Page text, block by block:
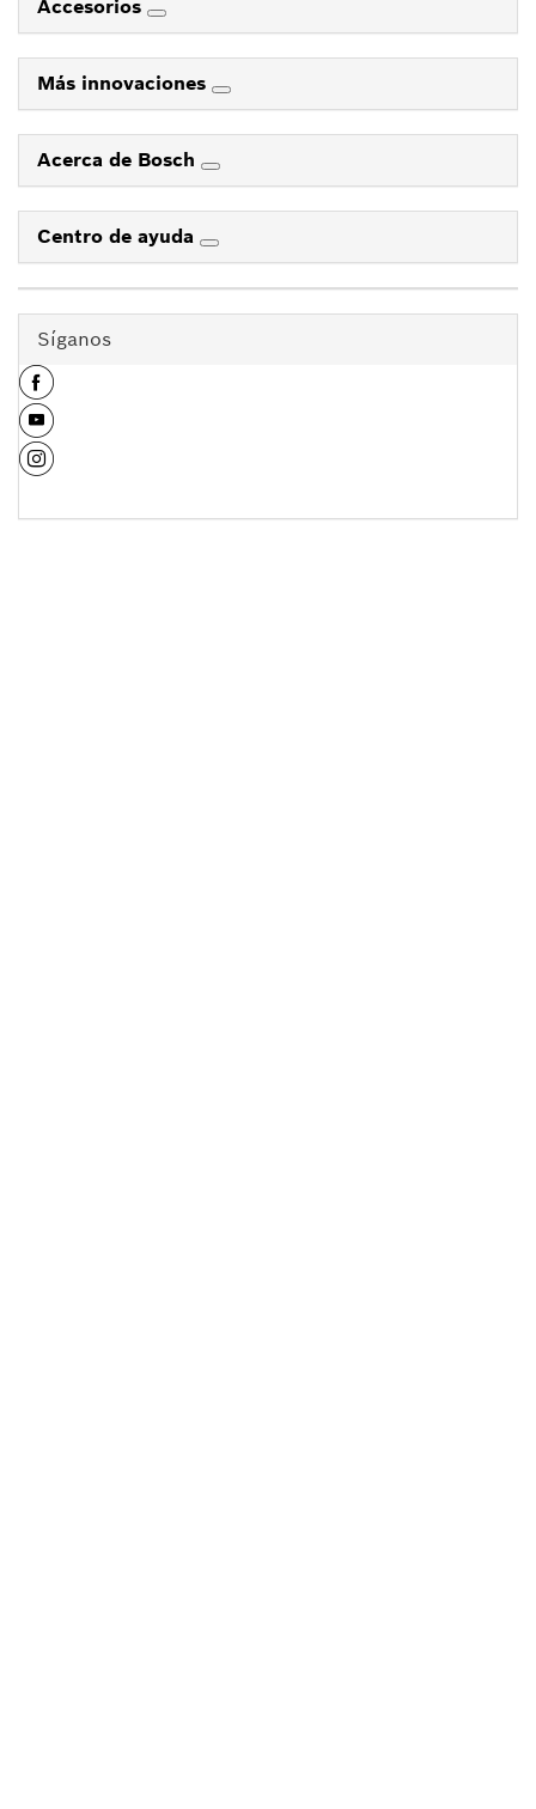
Accesorios
Más innovaciones
Acerca de Bosch
Centro de ayuda
Síganos